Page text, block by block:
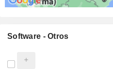
Software - Otros